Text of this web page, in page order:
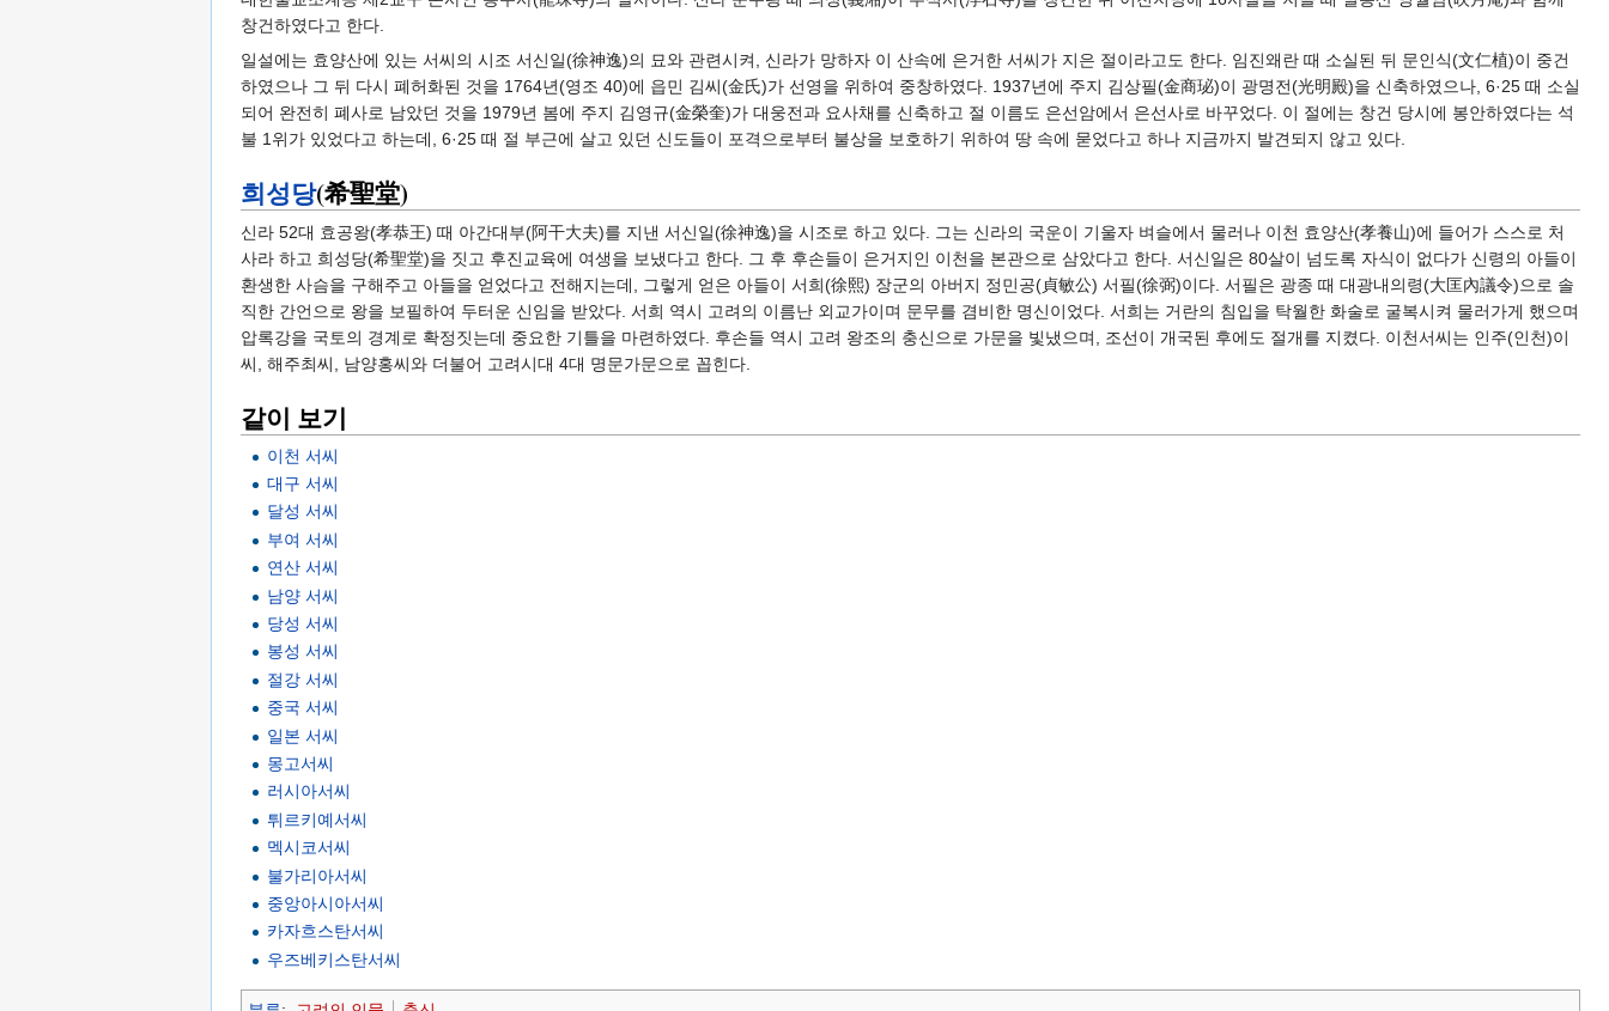
창건하였다고 한다.
일설에는 효양산에 있는 서씨의 시조 서신일(徐神逸)의 묘와 관련시켜, 신라가 망하자 이 산속에 은거한 서씨가 지은 절이라고도 한다. 임진왜란 때 소실된 뒤 문인식(文仁植)이 중건
하였으나 그 뒤 다시 폐허화된 것을 1764년(영조 40)에 읍민 김씨(金氏)가 선영을 위하여 중창하였다. 1937년에 주지 김상필(金商珌)이 광명전(光明殿)을 신축하였으나, 6·25 때 소실
되어 완전히 폐사로 남았던 것을 1979년 봄에 주지 김영규(金榮奎)가 대웅전과 요사채를 신축하고 절 이름도 은선암에서 은선사로 바꾸었다. 이 절에는 창건 당시에 봉안하였다는 석
불 1위가 있었다고 하는데, 6·25 때 절 부근에 살고 있던 신도들이 포격으로부터 불상을 보호하기 위하여 땅 속에 묻었다고 하나 지금까지 발견되지 않고 있다.
희성당(希聖堂)
신라 52대 효공왕(孝恭王) 때 아간대부(阿干大夫)를 지낸 서신일(徐神逸)을 시조로 하고 있다. 그는 신라의 국운이 기울자 벼슬에서 물러나 이천 효양산(孝養山)에 들어가 스스로 처
사라 하고 희성당(希聖堂)을 짓고 후진교육에 여생을 보냈다고 한다. 그 후 후손들이 은거지인 이천을 본관으로 삼았다고 한다. 서신일은 80살이 넘도록 자식이 없다가 신령의 아들이
환생한 사슴을 구해주고 아들을 얻었다고 전해지는데, 그렇게 얻은 아들이 서희(徐熙) 장군의 아버지 정민공(貞敏公) 서필(徐弼)이다. 서필은 광종 때 대광내의령(大匡內議令)으로 솔
직한 간언으로 왕을 보필하여 두터운 신임을 받았다. 서희 역시 고려의 이름난 외교가이며 문무를 겸비한 명신이었다. 서희는 거란의 침입을 탁월한 화술로 굴복시켜 물러가게 했으며
압록강을 국토의 경계로 확정짓는데 중요한 기틀을 마련하였다. 후손들 역시 고려 왕조의 충신으로 가문을 빛냈으며, 조선이 개국된 후에도 절개를 지켰다. 이천서씨는 인주(인천)이
씨, 해주최씨, 남양홍씨와 더불어 고려시대 4대 명문가문으로 꼽힌다.
같이 보기
이천 서씨
대구 서씨
달성 서씨
부여 서씨
연산 서씨
남양 서씨
당성 서씨
봉성 서씨
절강 서씨
중국 서씨
일본 서씨
몽고서씨
러시아서씨
튀르키예서씨
멕시코서씨
불가리아서씨
중앙아시아서씨
카자흐스탄서씨
우즈베키스탄서씨